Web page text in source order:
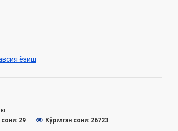
ёзиш
сони: 29
Кўрилган сони: 26723